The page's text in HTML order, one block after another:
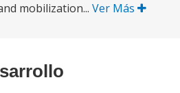
mobilization... Ver Más